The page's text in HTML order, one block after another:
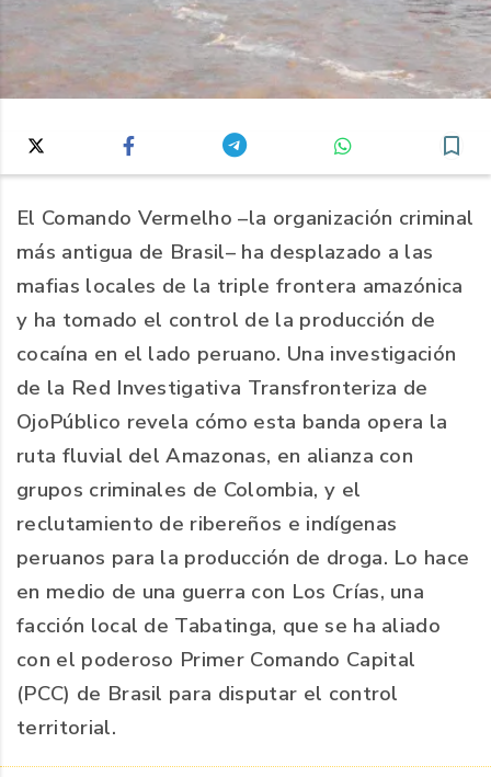
El Comando Vermelho –la organización criminal
más antigua de Brasil– ha desplazado a las
mafias locales de la triple frontera amazónica
y ha tomado el control de la producción de
cocaína en el lado peruano. Una investigación
de la Red Investigativa Transfronteriza de
OjoPúblico revela cómo esta banda opera la
ruta fluvial del Amazonas, en alianza con
grupos criminales de Colombia, y el
reclutamiento de ribereños e indígenas
peruanos para la producción de droga. Lo hace
en medio de una guerra con Los Crías, una
facción local de Tabatinga, que se ha aliado
con el poderoso Primer Comando Capital
(PCC) de Brasil para disputar el control
territorial.